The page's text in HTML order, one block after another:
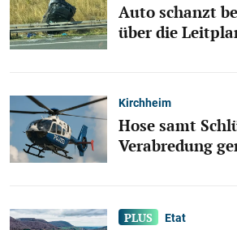
Auto schanzt
über die
Kirchheim
Hose samt
Verabredung
Etat